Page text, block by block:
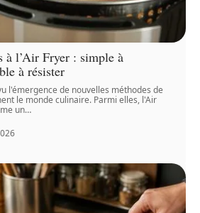
l’Air Fryer : simple à
à résister
l'émergence de nouvelles méthodes de
le monde culinaire. Parmi elles, l'Air
un…